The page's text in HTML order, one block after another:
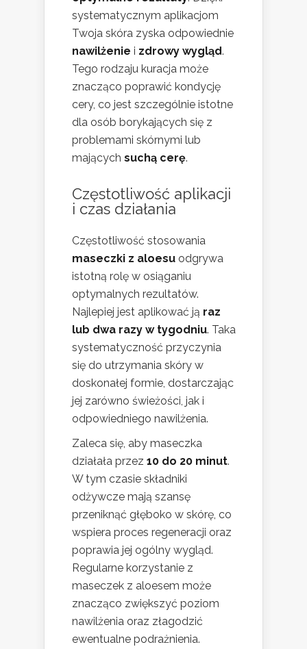
systematycznym aplikacjom
Twoja skóra zyska odpowiednie
nawilżenie i zdrowy wygląd.
Tego rodzaju kuracja może
znacząco poprawić kondycję
cery, co jest szczególnie istotne
dla osób borykających się z
problemami skórnymi lub
mających suchą cerę.
Częstotliwość aplikacji
i czas działania
Częstotliwość stosowania
maseczki z aloesu odgrywa
istotną rolę w osiąganiu
optymalnych rezultatów.
Najlepiej jest aplikować ją raz
lub dwa razy w tygodniu. Taka
systematyczność przyczynia
się do utrzymania skóry w
doskonałej formie, dostarczając
jej zarówno świeżości, jak i
odpowiedniego nawilżenia.
Zaleca się, aby maseczka
działała przez 10 do 20 minut.
W tym czasie składniki
odżywcze mają szansę
przeniknąć głęboko w skórę, co
wspiera proces regeneracji oraz
poprawia jej ogólny wygląd.
Regularne korzystanie z
maseczek z aloesem może
znacząco zwiększyć poziom
nawilżenia oraz złagodzić
ewentualne podrażnienia.